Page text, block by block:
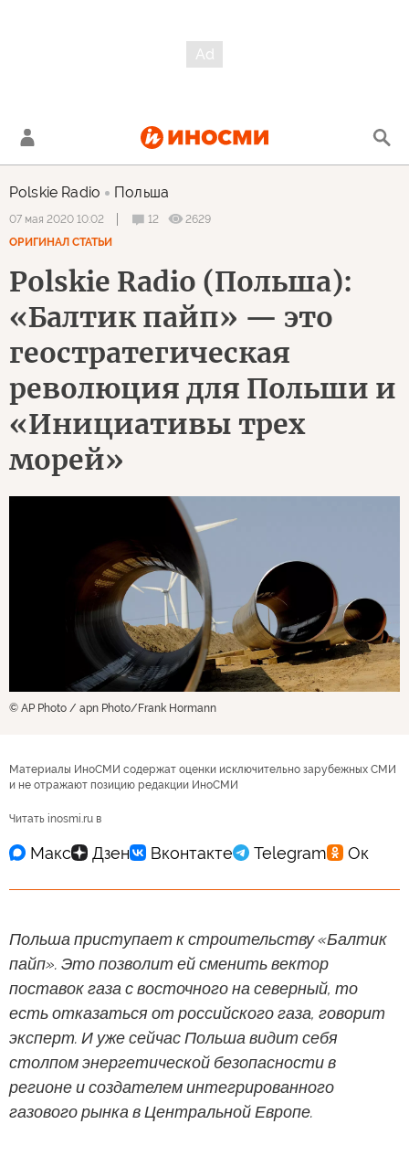
Polskie Radio Польша
07 мая 2020 10:02 12
2629
ОРИГИНАЛ СТАТЬИ
Polskie Radio (Польша):
«Балтик пайп» — это
геостратегическая
революция для Польши и
«Инициативы трех
морей»
© AP Photo / apn Photo/Frank Hormann
Материалы ИноСМИ содержат оценки исключительно зарубежных СМИ
и не отражают позицию редакции ИноСМИ
Читать inosmi.ru в
Польша приступает к строительству «Балтик
пайп». Это позволит ей сменить вектор
поставок газа с восточного на северный, то
есть отказаться от российского газа, говорит
эксперт. И уже сейчас Польша видит себя
столпом энергетической безопасности в
регионе и создателем интегрированного
газового рынка в Центральной Европе.